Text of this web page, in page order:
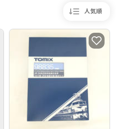
人気順